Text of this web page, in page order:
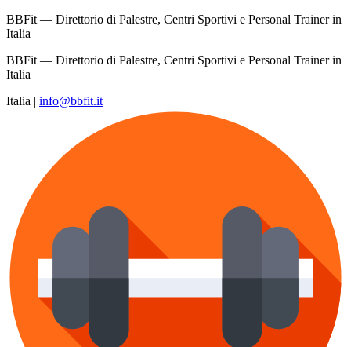
BBFit — Direttorio di Palestre, Centri Sportivi e Personal Trainer in
Italia
BBFit — Direttorio di Palestre, Centri Sportivi e Personal Trainer in
Italia
Italia | info@bbfit.it